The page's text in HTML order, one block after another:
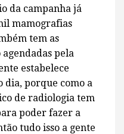
da campanha já
mamografias
tem as
pela
estabelece
porque como a
de radiologia tem
poder fazer a
tudo isso a gente